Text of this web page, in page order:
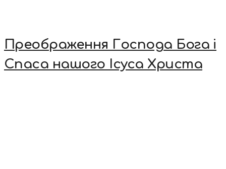
Преображення Господа Бога і
Спаса нашого Ісуса Христа